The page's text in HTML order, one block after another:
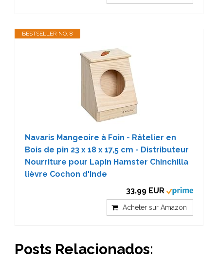
BESTSELLER NO. 8
Navaris Mangeoire à Foin - Râtelier en
Bois de pin 23 x 18 x 17,5 cm - Distributeur
Nourriture pour Lapin Hamster Chinchilla
lièvre Cochon d'Inde
33,99 EUR
Acheter sur Amazon
Posts Relacionados: